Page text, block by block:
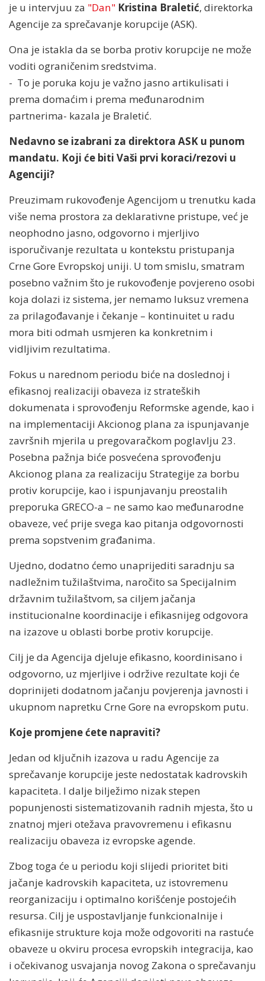
je u intervjuu za "Dan" Kristina Braletić, direktorka
Agencije za sprečavanje korupcije (ASK).
Ona je istakla da se borba protiv korupcije ne može
voditi ograničenim sredstvima.
- To je poruka koju je važno jasno artikulisati i
prema domaćim i prema međunarodnim
partnerima- kazala je Braletić.
Nedavno se izabrani za direktora ASK u punom
mandatu. Koji će biti Vaši prvi koraci/rezovi u
Agenciji?
Preuzimam rukovođenje Agencijom u trenutku kada
više nema prostora za deklarativne pristupe, već je
neophodno jasno, odgovorno i mjerljivo
isporučivanje rezultata u kontekstu pristupanja
Crne Gore Evropskoj uniji. U tom smislu, smatram
posebno važnim što je rukovođenje povjereno osobi
koja dolazi iz sistema, jer nemamo luksuz vremena
za prilagođavanje i čekanje – kontinuitet u radu
mora biti odmah usmjeren ka konkretnim i
vidljivim rezultatima.
Fokus u narednom periodu biće na doslednoj i
efikasnoj realizaciji obaveza iz strateških
dokumenata i sprovođenju Reformske agende, kao i
na implementaciji Akcionog plana za ispunjavanje
završnih mjerila u pregovaračkom poglavlju 23.
Posebna pažnja biće posvećena sprovođenju
Akcionog plana za realizaciju Strategije za borbu
protiv korupcije, kao i ispunjavanju preostalih
preporuka GRECO-a – ne samo kao međunarodne
obaveze, već prije svega kao pitanja odgovornosti
prema sopstvenim građanima.
Ujedno, dodatno ćemo unaprijediti saradnju sa
nadležnim tužilaštvima, naročito sa Specijalnim
državnim tužilaštvom, sa ciljem jačanja
institucionalne koordinacije i efikasnijeg odgovora
na izazove u oblasti borbe protiv korupcije.
Cilj je da Agencija djeluje efikasno, koordinisano i
odgovorno, uz mjerljive i održive rezultate koji će
doprinijeti dodatnom jačanju povjerenja javnosti i
ukupnom napretku Crne Gore na evropskom putu.
Koje promjene ćete napraviti?
Jedan od ključnih izazova u radu Agencije za
sprečavanje korupcije jeste nedostatak kadrovskih
kapaciteta. I dalje bilježimo nizak stepen
popunjenosti sistematizovanih radnih mjesta, što u
znatnoj mjeri otežava pravovremenu i efikasnu
realizaciju obaveza iz evropske agende.
Zbog toga će u periodu koji slijedi prioritet biti
jačanje kadrovskih kapaciteta, uz istovremenu
reorganizaciju i optimalno korišćenje postojećih
resursa. Cilj je uspostavljanje funkcionalnije i
efikasnije strukture koja može odgovoriti na rastuće
obaveze u okviru procesa evropskih integracija, kao
i očekivanog usvajanja novog Zakona o sprečavanju